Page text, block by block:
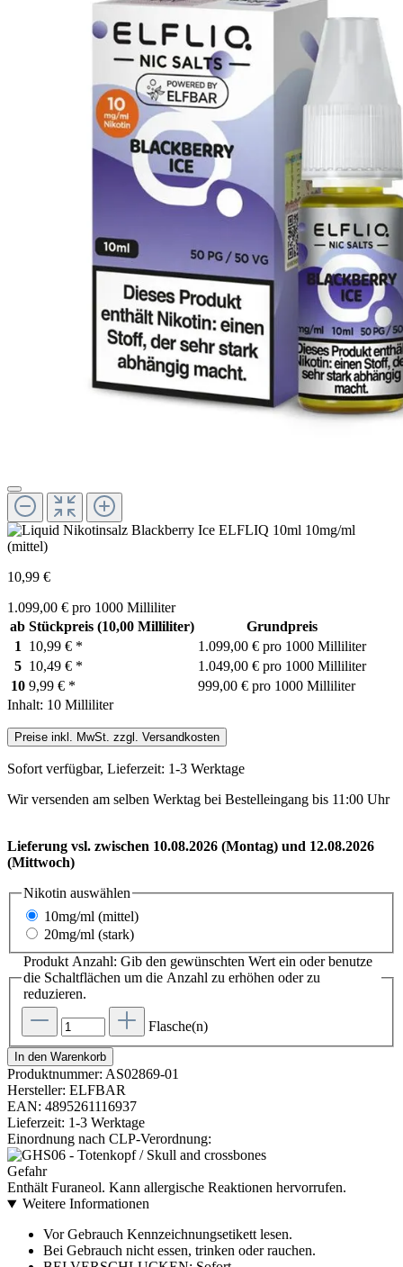
10,99 €
1.099,00 € pro 1000 Milliliter
ab Stückpreis (10,00 Milliliter)
Grundpreis
1
10,99 € *
1.099,00 € pro 1000 Milliliter
5 10,49 € *
1.049,00 € pro 1000 Milliliter
10 9,99 € *
999,00 € pro 1000 Milliliter
Inhalt: 10 Milliliter
Preise inkl. MwSt. zzgl. Versandkosten
Sofort verfügbar, Lieferzeit: 1-3 Werktage
Wir versenden am selben Werktag bei Bestelleingang bis 11:00 Uhr
Lieferung vsl. zwischen 10.08.2026 (Montag) und 12.08.2026
(Mittwoch)
Nikotin auswählen
10mg/ml (mittel)
20mg/ml (stark)
Produkt Anzahl: Gib den gewünschten Wert ein oder benutze
die Schaltflächen um die Anzahl zu erhöhen oder zu
reduzieren.
Flasche(n)
In den Warenkorb
Produktnummer: AS02869-01
Hersteller: ELFBAR
EAN: 4895261116937
Lieferzeit: 1-3 Werktage
Einordnung nach CLP-Verordnung:
Gefahr
Enthält Furaneol. Kann allergische Reaktionen hervorrufen.
Weitere Informationen
Vor Gebrauch Kennzeichnungsetikett lesen.
Bei Gebrauch nicht essen, trinken oder rauchen.